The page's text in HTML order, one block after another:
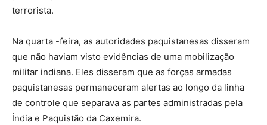
terrorista.
Na quarta -feira, as autoridades paquistanesas disseram
que não haviam visto evidências de uma mobilização
militar indiana. Eles disseram que as forças armadas
paquistanesas permaneceram alertas ao longo da linha
de controle que separava as partes administradas pela
Índia e Paquistão da Caxemira.